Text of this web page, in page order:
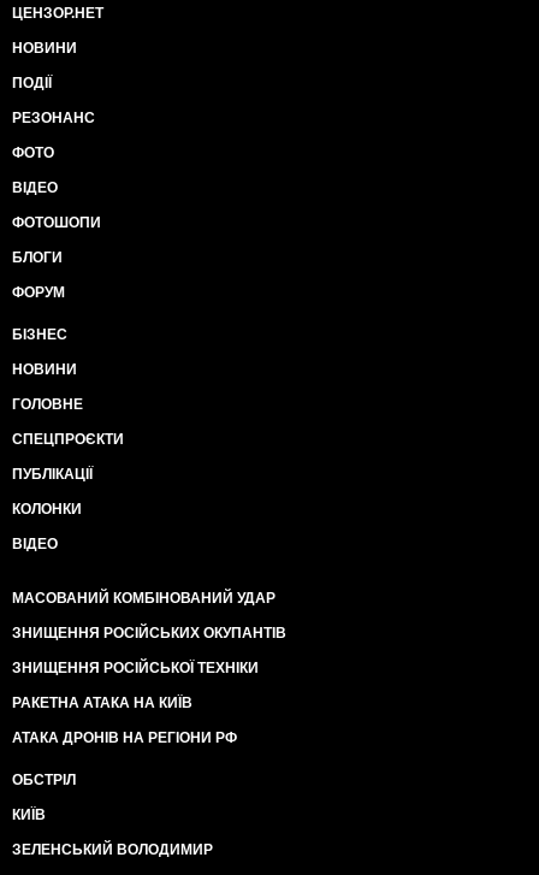
ЦЕНЗОР.НЕТ
НОВИНИ
ПОДІЇ
РЕЗОНАНС
ФОТО
ВІДЕО
ФОТОШОПИ
БЛОГИ
ФОРУМ
БІЗНЕС
НОВИНИ
ГОЛОВНЕ
СПЕЦПРОЄКТИ
ПУБЛІКАЦІЇ
КОЛОНКИ
ВІДЕО
МАСОВАНИЙ КОМБІНОВАНИЙ УДАР
ЗНИЩЕННЯ РОСІЙСЬКИХ ОКУПАНТІВ
ЗНИЩЕННЯ РОСІЙСЬКОЇ ТЕХНІКИ
РАКЕТНА АТАКА НА КИЇВ
АТАКА ДРОНІВ НА РЕГІОНИ РФ
ОБСТРІЛ
КИЇВ
ЗЕЛЕНСЬКИЙ ВОЛОДИМИР